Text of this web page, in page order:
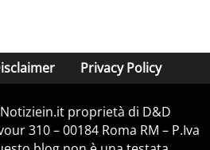
Privacy Policy
proprietà di D&D
310 – 00184 Roma RM – P.Iva